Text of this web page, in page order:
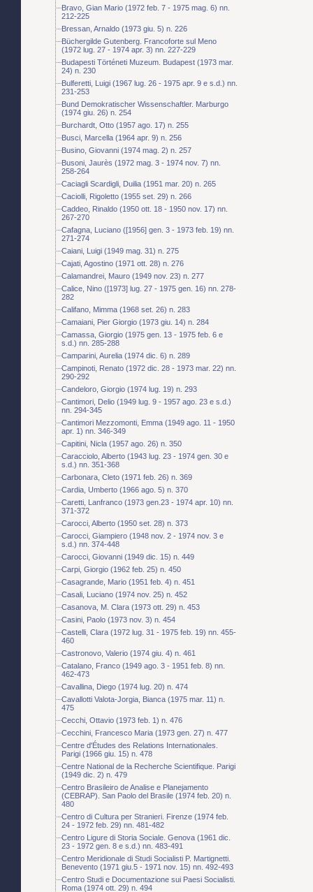
Bravo, Gian Mario (1972 feb. 7 - 1975 mag. 6) nn.
212-225
Bressan, Arnaldo (1973 giu. 5) n. 226
Büchergilde Gutenberg. Francoforte sul Meno
(1972 lug. 27 - 1974 apr. 3) nn. 227-229
Budapesti Történeti Muzeum. Budapest (1973 mar.
24) n. 230
Bulferetti, Luigi (1967 lug. 26 - 1975 apr. 9 e s.d.) nn.
231-253
Bund Demokratischer Wissenschaftler. Marburgo
(1974 giu. 26) n. 254
Burchardt, Otto (1957 ago. 17) n. 255
Busci, Marcella (1964 apr. 9) n. 256
Busino, Giovanni (1974 mag. 2) n. 257
Busoni, Jaurès (1972 mag. 3 - 1974 nov. 7) nn.
258-264
Caciagli Scardigli, Duilia (1951 mar. 20) n. 265
Caciolli, Rigoletto (1955 set. 29) n. 266
Caddeo, Rinaldo (1950 ott. 18 - 1950 nov. 17) nn.
267-270
Cafagna, Luciano ([1956] gen. 3 - 1973 feb. 19) nn.
271-274
Caiani, Luigi (1949 mag. 31) n. 275
Cajati, Agostino (1971 ott. 28) n. 276
Calamandrei, Mauro (1949 nov. 23) n. 277
Calice, Nino ([1973] lug. 27 - 1975 gen. 16) nn. 278-
282
Califano, Mimma (1968 set. 26) n. 283
Camaiani, Pier Giorgio (1973 giu. 14) n. 284
Camassa, Giorgio (1975 gen. 13 - 1975 feb. 6 e
s.d.) nn. 285-288
Camparini, Aurelia (1974 dic. 6) n. 289
Campinoti, Renato (1972 dic. 28 - 1973 mar. 22) nn.
290-292
Candeloro, Giorgio (1974 lug. 19) n. 293
Cantimori, Delio (1949 lug. 9 - 1957 ago. 23 e s.d.)
nn. 294-345
Cantimori Mezzomonti, Emma (1949 ago. 11 - 1950
apr. 1) nn. 346-349
Capitini, Nicla (1957 ago. 26) n. 350
Caracciolo, Alberto (1943 lug. 23 - 1974 gen. 30 e
s.d.) nn. 351-368
Carbonara, Cleto (1971 feb. 26) n. 369
Cardia, Umberto (1966 ago. 5) n. 370
Caretti, Lanfranco (1973 gen.23 - 1974 apr. 10) nn.
371-372
Carocci, Alberto (1950 set. 28) n. 373
Carocci, Giampiero (1948 nov. 2 - 1974 nov. 3 e
s.d.) nn. 374-448
Carocci, Giovanni (1949 dic. 15) n. 449
Carpi, Giorgio (1962 feb. 25) n. 450
Casagrande, Mario (1951 feb. 4) n. 451
Casali, Luciano (1974 nov. 25) n. 452
Casanova, M. Clara (1973 ott. 29) n. 453
Casini, Paolo (1973 nov. 3) n. 454
Castelli, Clara (1972 lug. 31 - 1975 feb. 19) nn. 455-
460
Castronovo, Valerio (1974 giu. 4) n. 461
Catalano, Franco (1949 ago. 3 - 1951 feb. 8) nn.
462-473
Cavallina, Diego (1974 lug. 20) n. 474
Cavallotti Valota-Jorgia, Bianca (1975 mar. 11) n.
475
Cecchi, Ottavio (1973 feb. 1) n. 476
Cecchini, Francesco Maria (1973 gen. 27) n. 477
Centre d'Études des Relations Internationales.
Parigi (1966 giu. 15) n. 478
Centre National de la Recherche Scientifique. Parigi
(1949 dic. 2) n. 479
Centro Brasileiro de Analise e Planejamento
(CEBRAP). San Paolo del Brasile (1974 feb. 20) n.
480
Centro di Cultura per Stranieri. Firenze (1974 feb.
24 - 1972 feb. 29) nn. 481-482
Centro Ligure di Storia Sociale. Genova (1961 dic.
23 - 1972 gen. 8 e s.d.) nn. 483-491
Centro Meridionale di Studi Socialisti P. Martignetti.
Benevento (1971 giu.5 - 1971 nov. 15) nn. 492-493
Centro Studi e Documentazione sui Paesi Socialisti.
Roma (1974 ott. 29) n. 494